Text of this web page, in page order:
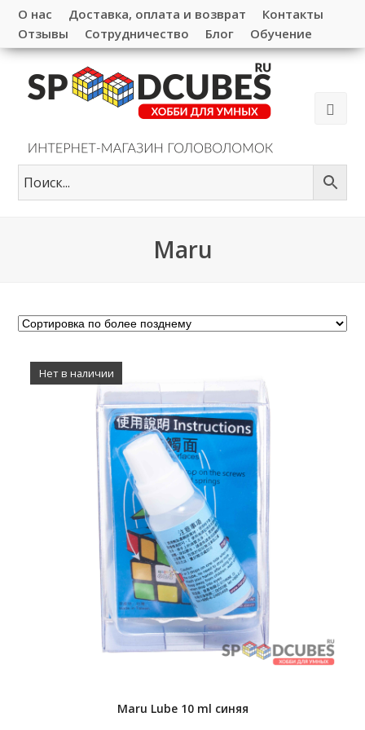
О нас Доставка, оплата и возврат
Контакты
Отзывы
Сотрудничество Блог Обучение
Maru
Нет в наличии
Maru Lube 10 ml синяя